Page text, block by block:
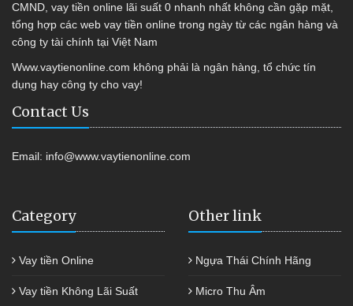
CMND, vay tiền online lãi suất 0 nhanh nhất không cần gặp mặt,
tổng hợp các web vay tiền online trong ngày từ các ngân hàng và
công ty tài chính tại Việt Nam
Www.vaytienonline.com không phải là ngân hàng, tổ chức tín
dụng hay công ty cho vay!
Contact Us
Email: info@www.vaytienonline.com
Category
Vay tiền Online
Vay tiền Không Lãi Suất
Other link
Ngựa Thái Chính Hãng
Micro Thu Âm